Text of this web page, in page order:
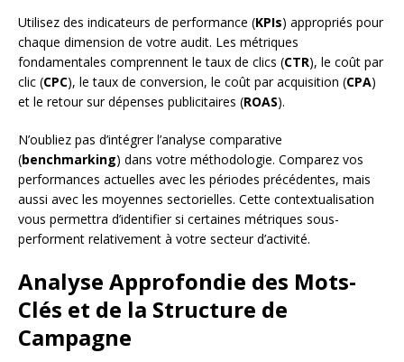
Utilisez des indicateurs de performance (KPIs) appropriés pour
chaque dimension de votre audit. Les métriques
fondamentales comprennent le taux de clics (CTR), le coût par
clic (CPC), le taux de conversion, le coût par acquisition (CPA)
et le retour sur dépenses publicitaires (ROAS).
N’oubliez pas d’intégrer l’analyse comparative
(benchmarking) dans votre méthodologie. Comparez vos
performances actuelles avec les périodes précédentes, mais
aussi avec les moyennes sectorielles. Cette contextualisation
vous permettra d’identifier si certaines métriques sous-
performent relativement à votre secteur d’activité.
Analyse Approfondie des Mots-
Clés et de la Structure de
Campagne